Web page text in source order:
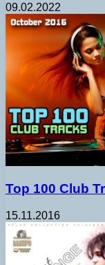
09.02.2022
Top 100 Club
15.11.2016